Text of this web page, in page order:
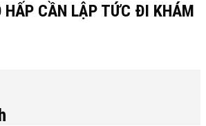
HẤP CẦN LẬP TỨC ĐI KHÁM